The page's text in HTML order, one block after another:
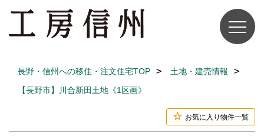
長野・信州への移住・注文住宅TOP
土地・建売情報
【長野市】川合新田土地《1区画》
お気に入り物件一覧